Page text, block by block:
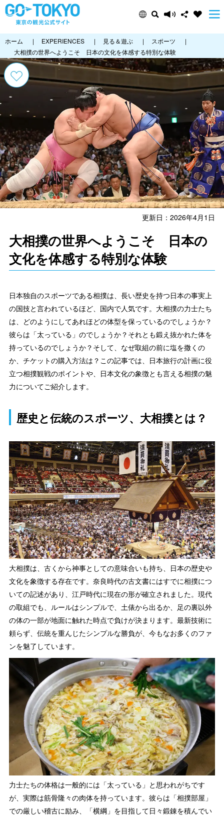
ホーム | EXPERIENCES | 見る＆遊ぶ | スポーツ
|
大相撲の世界へようこそ 日本の文化を体感する特別な体験
更新日：2026年4月1日
大相撲の世界へようこそ 日本の
文化を体感する特別な体験
日本独自のスポーツである相撲は、長い歴史を持つ日本の事実上
の国技と言われているほど、国内で人気です。大相撲の力士たち
は、どのようにしてあれほどの体型を保っているのでしょうか？
彼らは「太っている」のでしょうか？それとも鍛え抜かれた体を
持っているのでしょうか？そして、なぜ取組の前に塩を撒くの
か、チケットの購入方法は？この記事では、日本旅行の計画に役
立つ相撲観戦のポイントや、日本文化の象徴とも言える相撲の魅
力についてご紹介します。
歴史と伝統のスポーツ、大相撲とは？
大相撲は、古くから神事としての意味合いも持ち、日本の歴史や
文化を象徴する存在です。奈良時代の古文書にはすでに相撲につ
いての記述があり、江戸時代に現在の形が確立されました。現代
の取組でも、ルールはシンプルで、土俵から出るか、足の裏以外
の体の一部が地面に触れた時点で負けが決まります。最新技術に
頼らず、伝統を重んじたシンプルな勝負が、今もなお多くのファ
ンを魅了しています。
力士たちの体格は一般的には「太っている」と思われがちです
が、実際は筋骨隆々の肉体を持っています。彼らは「相撲部屋」
での厳しい稽古に励み、「横綱」を目指して日々鍛錬を積んでい